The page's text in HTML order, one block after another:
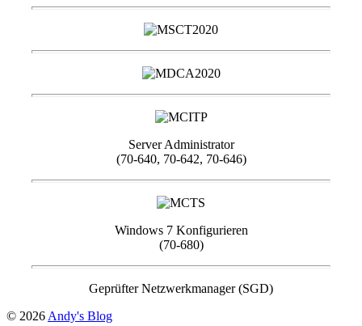
Server Administrator
(70-640, 70-642, 70-646)
Windows 7 Konfigurieren
(70-680)
Geprüfter Netzwerkmanager (SGD)
© 2026 Andy's Blog